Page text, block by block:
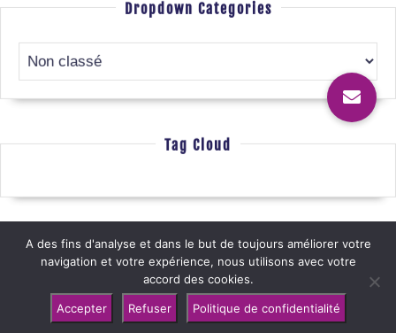
Dropdown Categories
Tag Cloud
@ 2019-2025 Photo Villers-Bocage – |
Politique de confidentialité |Exercez vos droits|Gérer les
cookies – Un site réalisé parToile de Com
A des fins d'analyse et dans le but de toujours améliorer votre
navigation et votre expérience, nous utilisons avec votre
accord des cookies.
Accepter Refuser Politique de confidentialité